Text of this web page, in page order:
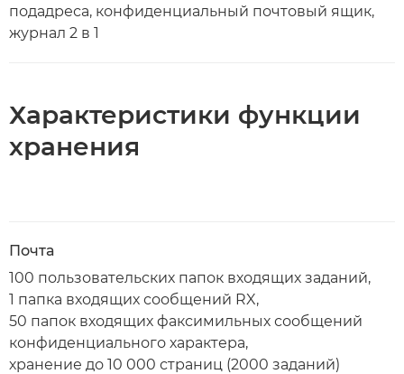
подадреса, конфиденциальный почтовый ящик,
журнал 2 в 1
Характеристики функции
хранения
Почта
100 пользовательских папок входящих заданий,
1 папка входящих сообщений RX,
50 папок входящих факсимильных сообщений
конфиденциального характера,
хранение до 10 000 страниц (2000 заданий)